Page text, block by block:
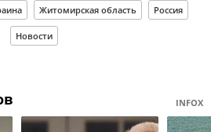
Житомирская область Россия
Новости
INFOX